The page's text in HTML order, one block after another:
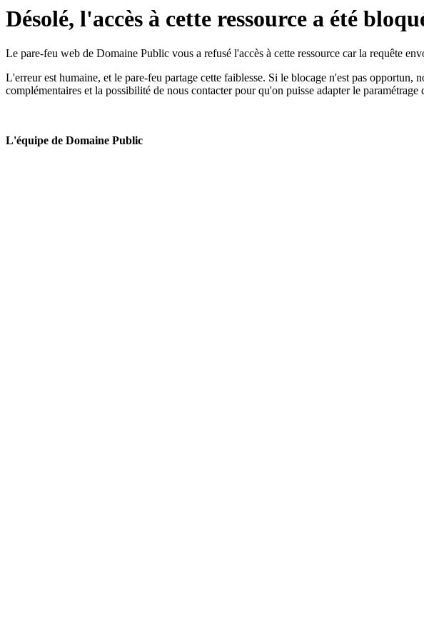
Désolé, l'accès à cette ressource a été
Le pare-feu web de Domaine Public vous a refusé l'accès à cette ressource car la requête
L'erreur est humaine, et le pare-feu partage cette faiblesse. Si le blocage n'est pas opportun,
complémentaires et la possibilité de nous contacter pour qu'on puisse adapter le paramétrage
L'équipe de Domaine Public